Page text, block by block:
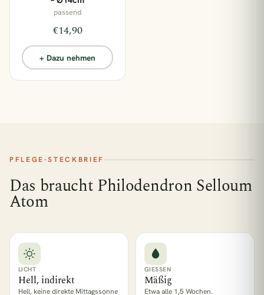
passend
€14,90
+ Dazu nehmen
PFLEGE-STECKBRIEF
Das braucht Philodendron Selloum
Atom
LICHT
Hell, indirekt
Hell, keine direkte Mittagssonne
GIESSEN
Mäßig
Etwa alle 1,5 Wochen.
1 Pflanze = 1 m² Regenwald